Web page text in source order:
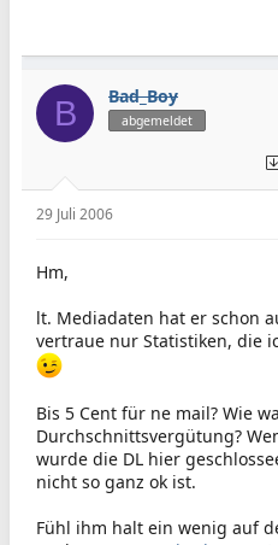
B Bad_Boy
abgemeldet
29 Juli 2006
Hm,
lt. Mediadaten hat er schon
vertraue nur Statistiken, die
Bis 5 Cent für ne mail? Wie
Durchschnittsvergütung?
wurde die DL hier
nicht so ganz ok ist.
Fühl ihm halt ein wenig auf